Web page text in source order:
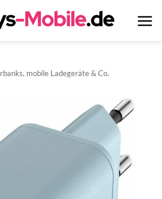
mobile Ladegeräte & Co.